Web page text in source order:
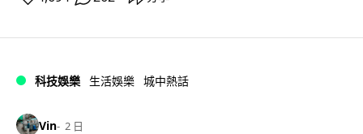
科技娛樂 生活娛樂 城中熱話
Vin 2 日